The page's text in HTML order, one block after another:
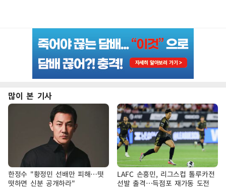
많이 본 기사
한정수 "황정민 선배만 피해…떳
떳하면 신분 공개하라"
LAFC 손흥민, 리그스컵 톨루카전
선발 출격…득점포 재가동 도전